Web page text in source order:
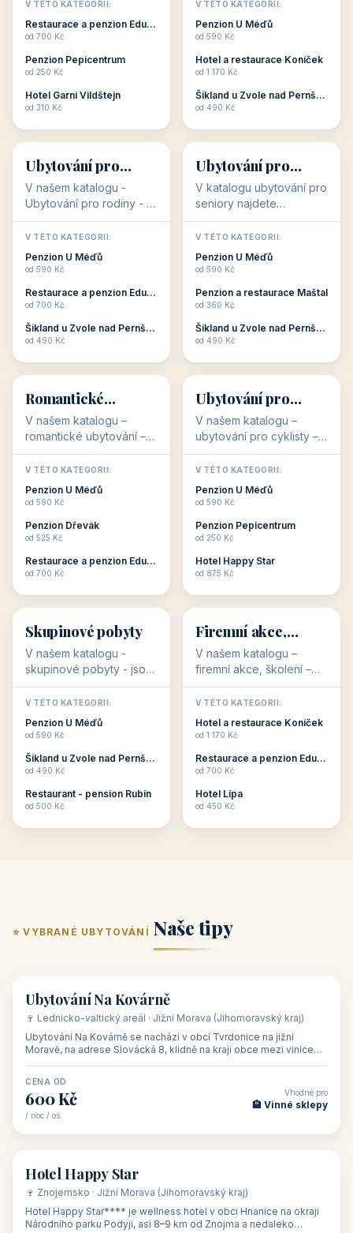
dovolenou přímo
souvisejí. Aktivní
odpočinek jso...
V TÉTO KATEGORII:
Restaurace a penzion Eduard
od 700 Kč
Penzion Pepicentrum
od 250 Kč
Hotel Garni Vildštejn
od 310 Kč
cenově dostupné
ubytování v ČR. Budete
c...
V TÉTO KATEGORII:
Penzion U Méďů
od 590 Kč
Hotel a restaurace Koníček
od 1 170 Kč
Šikland u Zvole nad Pernštejnem
od 490 Kč
👨‍👩‍👧‍👦
👨‍👩‍👧‍👦
34 objektů
Ubytování pro
rodiny
V našem katalogu -
Ubytování pro rodiny -
jsou pro Vás připraveny
objekty, které svojí
polohou či vybaveností,
nabízí klidné ubytování
V TÉTO KATEGORII:
Penzion U Méďů
od 590 Kč
Restaurace a penzion Eduard
od 700 Kč
Šikland u Zvole nad Pernštejnem
od 490 Kč
🧓
🧓
33 objektů
Ubytování pro
seniory
V katalogu ubytování pro
seniory najdete
penziony a hotely, které
jsou přizpůsobeny pro
ubytování klientů vyššího
věku. Některé z nich
V TÉTO KATEGORII:
Penzion U Méďů
od 590 Kč
Penzion a restaurace Maštal
od 360 Kč
Šikland u Zvole nad Pernštejnem
od 490 Kč
💕
💕
Romantické
ubytování
V našem katalogu –
romantické ubytování –
jsou pro Vás připraveny
objekty, které svojí
stavbou, polohou anebo
zaměřením nabízí
Romantické ...
V TÉTO KATEGORII:
Penzion U Méďů
od 590 Kč
Penzion Dřevák
od 525 Kč
Restaurace a penzion Eduard
od 700 Kč
🚴
🚴
32 objektů
Ubytování pro
cyklisty
V našem katalogu –
ubytování pro cyklisty –
jsou pro Vás připraveny
objekty, které jsou na
milovníky cykloturistiky
připraveny. Většinou mají
V TÉTO KATEGORII:
Penzion U Méďů
od 590 Kč
Penzion Pepicentrum
od 250 Kč
Hotel Happy Star
od 875 Kč
👥
👥
32 objektů
Skupinové pobyty
V našem katalogu -
skupinové pobyty - jsou
pro Vás připraveny
objekty, které nabízí
ubytování skupin v
penzionech, hotelích a
Budete překva...
V TÉTO KATEGORII:
Penzion U Méďů
od 590 Kč
Šikland u Zvole nad Pernštejnem
od 490 Kč
Restaurant - pension Rubín
od 500 Kč
💼
💼
31 objektů
Firemní akce,
školení
V našem katalogu –
firemní akce, školení –
jsou pro Vás připraveny
objekty, které mají
zkušenosti pořádat i
menší firemní akce a
ob...
V TÉTO KATEGORII:
Hotel a restaurace Koníček
od 1 170 Kč
Restaurace a penzion Eduard
od 700 Kč
Hotel Lípa
od 450 Kč
⭐ VYBRANÉ UBYTOVÁNÍ Naše tipy
🏡 penzion
Ubytování Na Kovárně
🍷 Lednicko-valtický areál · Jižní Morava (Jihomoravský kraj)
Ubytování Na Kovárně se nachází v obci Tvrdonice na jižní
Moravě, na adrese Slovácká 8, klidně na kraji obce mezi vinicemi,
CENA OD
600 Kč
/ noc / os.
Vhodné pro
🏨 Vinné sklepy
🏨 hotel
Hotel Happy Star
🍷 Znojemsko · Jižní Morava (Jihomoravský kraj)
Hotel Happy Star**** je wellness hotel v obci Hnanice na okraji
Národního parku Podyjí, asi 8–9 km od Znojma a nedaleko